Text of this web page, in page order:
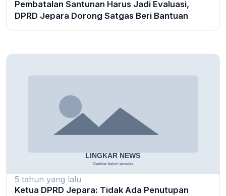
Pembatalan Santunan Harus Jadi Evaluasi,
DPRD Jepara Dorong Satgas Beri Bantuan
5 tahun yang lalu
Ketua DPRD Jepara: Tidak Ada Penutupan